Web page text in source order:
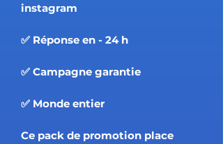
instagram
✅ Réponse en - 24 h
✅ Campagne garantie
✅ Monde entier
Ce pack de promotion place